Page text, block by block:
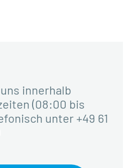
innerhalb
(08:00 bis
unter +49 61